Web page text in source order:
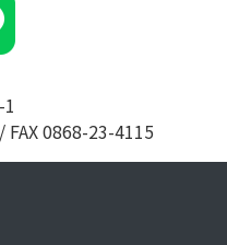
FAX 0868-23-4115